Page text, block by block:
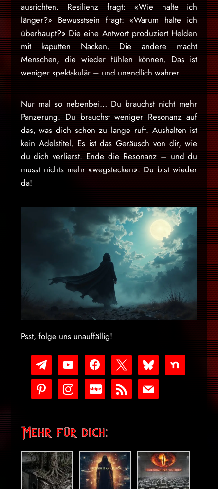
ausrichten. Resilienz fragt: «Wie halte ich
länger?» Bewusstsein fragt: «Warum halte ich
überhaupt?» Die eine Antwort produziert Helden
mit kaputten Nacken. Die andere macht
Menschen, die wieder fühlen können. Das ist
weniger spektakulär – und unendlich wahrer.
Nur mal so nebenbei… Du brauchst nicht mehr
Panzerung. Du brauchst weniger Resonanz auf
das, was dich schon zu lange ruft. Aushalten ist
kein Adelstitel. Es ist das Geräusch von dir, wie
du dich verlierst. Ende die Resonanz – und du
musst nichts mehr «wegstecken». Du bist wieder
da!
Psst, folge uns unauffällig!
telegram
youtube-
play
facebook bluesky nextdoor
pinterest instagramcc-
stripe
rss mail
Mehr für dich: